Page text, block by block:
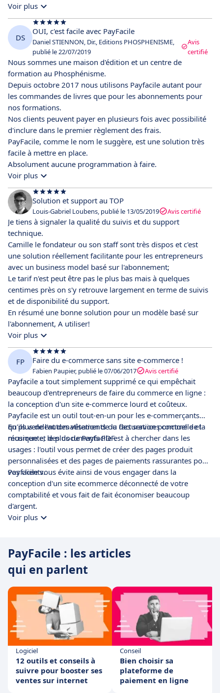
Voir plus
DS
OUI, c'est facile avec PayFacile
Daniel STIENNON, Dir., Editions PHOSPHENISME,
publié le 22/07/2019
Avis
certifié
Nous sommes une maison d'édition et un centre de
formation au Phosphénisme.
Depuis octobre 2017 nous utilisons Payfacile autant pour
les commandes de livres que pour les abonnements pour
nos formations.
Nos clients peuvent payer en plusieurs fois avec possibilité
d'inclure dans le premier règlement des frais.
PayFacile, comme le nom le suggère, est une solution très
facile à mettre en place.
Absolument aucune programmation à faire.
Voir plus
Solution et support au TOP
Louis-Gabriel Loubens, publié le 13/05/2019 Avis certifié
Je tiens à signaler la qualité du suivis et du support
technique.
Camille le fondateur ou son staff sont très dispos et c'est
une solution réellement facilitante pour les entrepreneurs
avec un business model basé sur l'abonnement;
Le tarif n'est peut être pas le plus bas mais à quelques
centimes près on s'y retrouve largement en terme de suivis
et de disponibilité du support.
En résumé une bonne solution pour un modèle basé sur
l'abonnement, A utiliser!
Voir plus
FP Faire du e-commerce sans site e-commerce !
Fabien Paupier, publié le 07/06/2017 Avis certifié
Payfacile a tout simplement supprimé ce qui empêchait
beaucoup d'entrepreneurs de faire du commerce en ligne :
la conception d'un site e-commerce lourd et coûteux.
Payfacile est un outil tout-en-un pour les e-commerçants
qu'ils vendent des vêtements ou des services comme de la
musique et des documents PDF.
En plus de l'automatisation de la facturation ponctuelle et
récurrente, le plus de Payfacile est à chercher dans les
usages : l'outil vous permet de créer des pages produit
personnalisées et des pages de paiements rassurantes pour
vos clients.
Payfacile vous évite ainsi de vous engager dans la
conception d'un site ecommerce déconnecté de votre
comptabilité et vous fait de fait économiser beaucoup
d'argent.
Voir plus
PayFacile : les articles
qui en parlent
Logiciel
12 outils et conseils à
suivre pour booster ses
ventes sur internet
Conseil
Bien choisir sa
plateforme de
paiement en ligne